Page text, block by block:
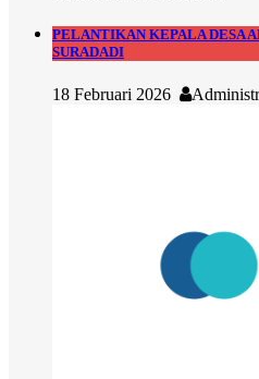
PELANTIKAN KEPALA DESA
SURADADI
18 Februari 2026